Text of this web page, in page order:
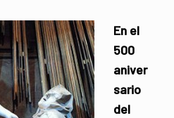
En el
500
aniver
sario
del